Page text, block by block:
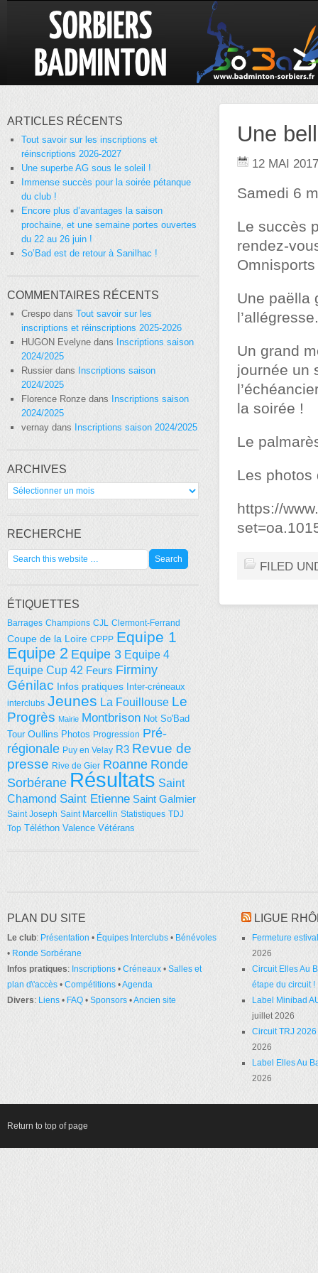
Une
12 MAI 2017
Samedi 6
Le succès
rendez-
Une paëlla
l’allégresse.
Un grand
journée un
la soirée !
Le
Les photos
https://
FILED
ARTICLES RÉCENTS
Tout savoir sur les inscriptions et
réinscriptions 2026-2027
Une superbe AG sous le soleil !
Immense succès pour la soirée pétanque
du club !
Encore plus d’avantages la saison
prochaine, et une semaine portes ouvertes
du 22 au 26 juin !
So’Bad est de retour à Sanilhac !
COMMENTAIRES RÉCENTS
Crespo dans Tout savoir sur les
inscriptions et réinscriptions 2025-2026
HUGON Evelyne dans Inscriptions saison
2024/2025
Russierdans Inscriptions saison
2024/2025
Florence Ronze dans Inscriptions saison
2024/2025
vernay dans Inscriptions saison 2024/2025
ARCHIVES
Archives
RECHERCHE
ÉTIQUETTES
Barrages Champions CJL Clermont-Ferrand
Coupe de la Loire CPPP Equipe 1
Equipe 2 Equipe 3 Equipe 4
Equipe Cup 42 Feurs Firminy
Génilac Infos pratiques Inter-créneaux
interclubs Jeunes La Fouillouse Le
Progrès Mairie Montbrison Not So'Bad
Tour Oullins Photos Progression Pré-
régionale Puy en Velay R3 Revue de
presse Rive de Gier Roanne Ronde
Sorbérane Résultats Saint
Chamond Saint Etienne Saint Galmier
Saint Joseph Saint Marcellin Statistiques TDJ
Top Téléthon Valence Vétérans
PLAN DU SITE
Le club: Présentation • Équipes Interclubs • Bénévoles
• Ronde Sorbérane
Infos pratiques: Inscriptions • Créneaux • Salles et
plan d\'accès • Compétitions •Agenda
Divers: Liens • FAQ • Sponsors •Ancien site
LIGUE
Fermeture
2026
Circuit Elles Au
étape du circuit !
Label Minibad
juillet 2026
Circuit TRJ
2026
Label Elles Au
2026
Return to top of page